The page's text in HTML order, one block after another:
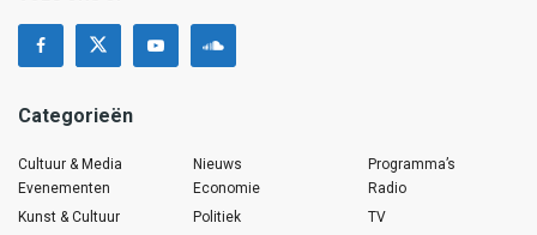
Categorieën
Cultuur & Media
Evenementen
Kunst & Cultuur
Nieuws
Economie
Politiek
Programma’s
Radio
TV